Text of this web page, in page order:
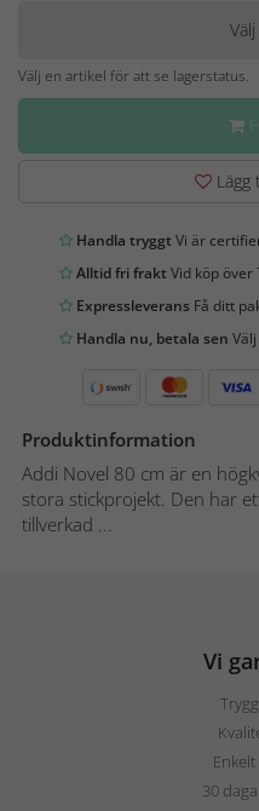
Välj en artikel för att se lagerstatus.
Lägg
Handla tryggtVi är
Alltid fri fraktVid köp över
Expressleverans Få ditt
Handla nu, betala sen
Produktinformation
Addi Novel 80 cm är en
stora stickprojekt. Den har
tillverkad ...
Vi
30